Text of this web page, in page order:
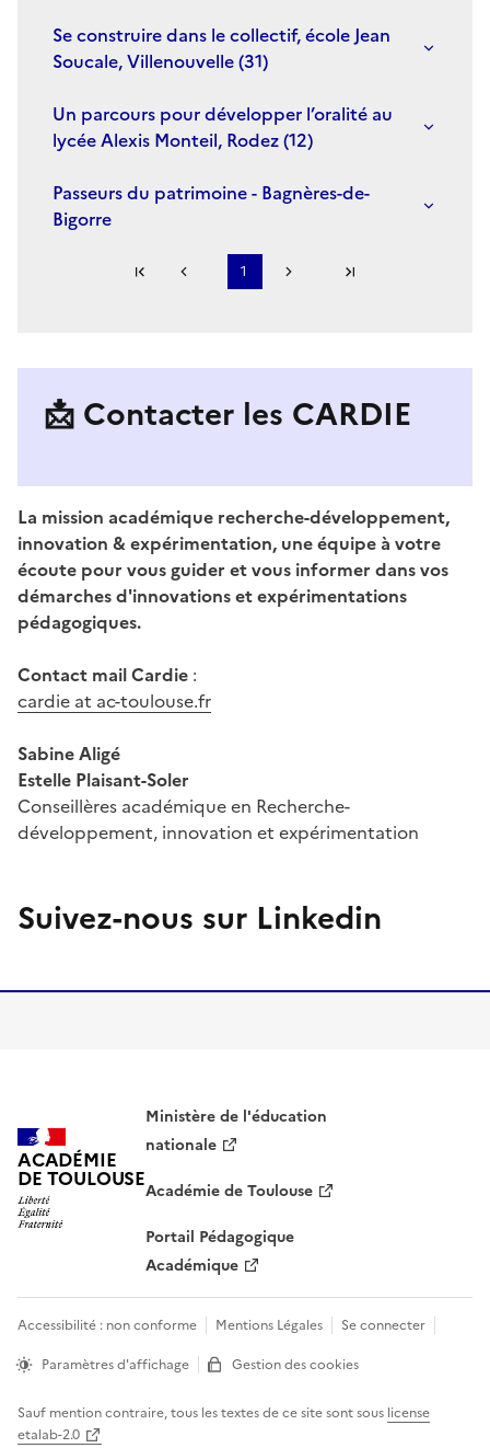
Se construire dans le collectif, école Jean
Soucale, Villenouvelle (31)
Un parcours pour développer l’oralité au
lycée Alexis Monteil, Rodez (12)
Passeurs du patrimoine - Bagnères-de-
Bigorre
Première page1
Page suivanteDernière page
📩 Contacter les CARDIE
La mission académique recherche-développement,
innovation & expérimentation, une équipe à votre
écoute pour vous guider et vous informer dans vos
démarches d'innovations et expérimentations
pédagogiques.
Contact mail Cardie :
cardie at ac-toulouse.fr
Sabine Aligé
Estelle Plaisant-Soler
Conseillères académique en Recherche-
développement, innovation et expérimentation
Suivez-nous sur Linkedin
ACADÉMIE
DE TOULOUSE
Ministère de l'éducation
nationale
Académie de Toulouse
Portail Pédagogique
Académique
Accessibilité : non conforme Mentions Légales
Se connecter
Paramètres d'affichage
Gestion des cookies
Sauf mention contraire, tous les textes de ce site sont sous license
etalab-2.0